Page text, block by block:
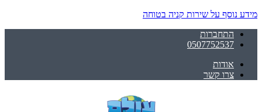
מידע נוסף על שירות קניה בטוחה
התחברות
0507752537
אודות
צרו קשר